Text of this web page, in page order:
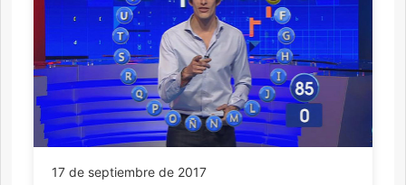
17 de septiembre de 2017